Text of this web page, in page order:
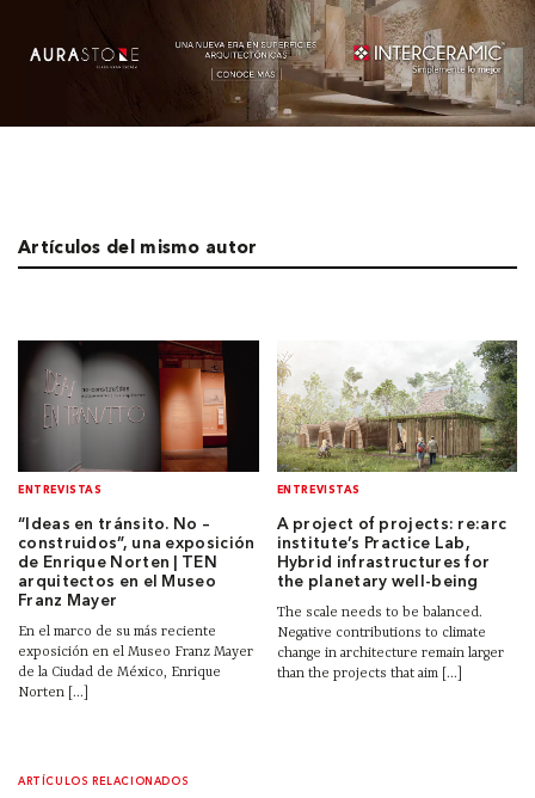
Artículos del mismo autor
ENTREVISTAS
“Ideas en tránsito. No –
construidos”, una exposición
de Enrique Norten | TEN
arquitectos en el Museo
Franz Mayer
En el marco de su más reciente
exposición en el Museo Franz Mayer
de la Ciudad de México, Enrique
Norten [...]
ENTREVISTAS
A project of projects: re:arc
institute’s Practice Lab,
Hybrid infrastructures for
the planetary well-being
The scale needs to be balanced.
Negative contributions to climate
change in architecture remain larger
than the projects that aim [...]
ARTÍCULOS RELACIONADOS